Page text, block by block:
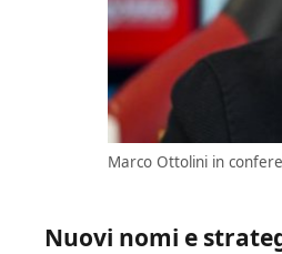
Marco Ottolini in
Nuovi nomi e